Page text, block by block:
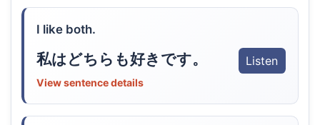
I like both.
私はどちらも好きです。 Listen
View sentence details